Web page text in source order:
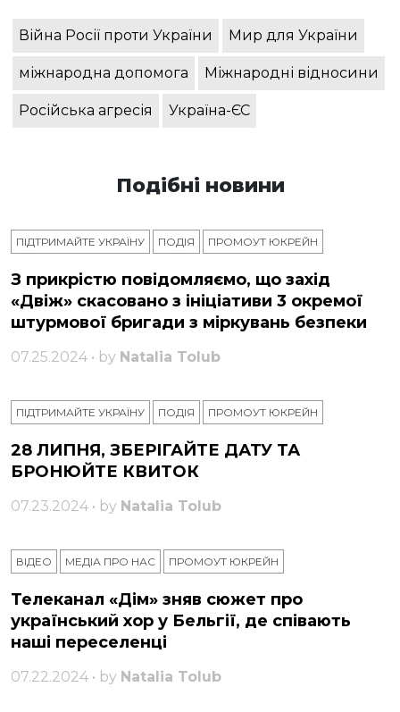
Війна Росії проти України Мир для України
міжнародна допомога Міжнародні відносини
Російська агресія Україна-ЄС
Подібні новини
ПІДТРИМАЙТЕ УКРАЇНУ ПОДІЯ ПРОМОУТ ЮКРЕЙН
З прикрістю повідомляємо, що захід
«Двіж» скасовано з ініціативи 3 окремої
штурмової бригади з міркувань безпеки
07.25.2024 • by Natalia Tolub
ПІДТРИМАЙТЕ УКРАЇНУ ПОДІЯ ПРОМОУТ ЮКРЕЙН
28 ЛИПНЯ, ЗБЕРІГАЙТЕ ДАТУ ТА
БРОНЮЙТЕ КВИТОК
07.23.2024 • by Natalia Tolub
ВІДЕО МЕДІА ПРО НАС ПРОМОУТ ЮКРЕЙН
Телеканал «Дім» зняв сюжет про
український хор у Бельгії, де співають
наші переселенці
07.22.2024 • by Natalia Tolub